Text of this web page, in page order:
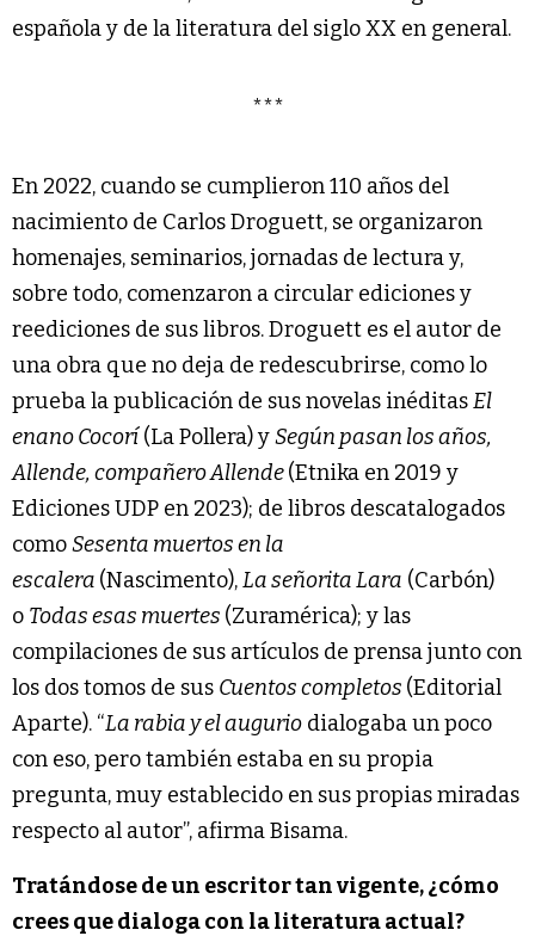
española y de la literatura del siglo XX en general.
***
En 2022, cuando se cumplieron 110 años del
nacimiento de Carlos Droguett, se organizaron
homenajes, seminarios, jornadas de lectura y,
sobre todo, comenzaron a circular ediciones y
reediciones de sus libros. Droguett es el autor de
una obra que no deja de redescubrirse, como lo
prueba la publicación de sus novelas inéditasEl
enano Cocorí(La Pollera) ySegún pasan los años,
Allende, compañero Allende(Etnika en 2019 y
Ediciones UDP en 2023); de libros descatalogados
comoSesenta muertos en la
escalera (Nascimento),La señorita Lara (Carbón)
o Todas esas muertes (Zuramérica); y las
compilaciones de sus artículos de prensa junto con
los dos tomos de sus Cuentos completos (Editorial
Aparte). “La rabia y el augurio dialogaba un poco
con eso, pero también estaba en su propia
pregunta, muy establecido en sus propias miradas
respecto al autor”, afirma Bisama.
Tratándose de un escritor tan vigente, ¿cómo
crees que dialoga con la literatura actual?